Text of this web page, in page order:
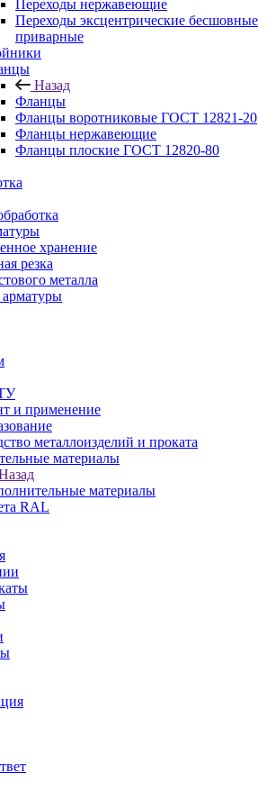
Переходы нержавеющие
Переходы эксцентрические бесшовные
приварные
Назад
Фланцы
Фланцы воротниковые ГОСТ 12821-20
Фланцы нержавеющие
Фланцы плоские ГОСТ 12820-80
хранение
резка
металла
арматуры
и применение
металлоизделий и проката
материалы
материалы
RAL